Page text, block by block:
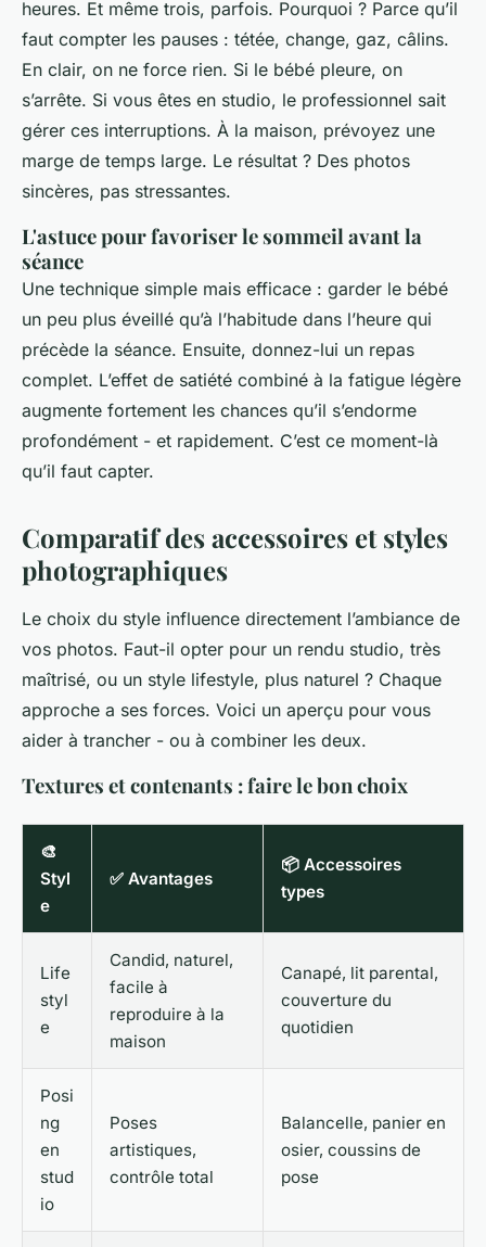
heures. Et même trois, parfois. Pourquoi ? Parce qu’il
faut compter les pauses : tétée, change, gaz, câlins.
En clair, on ne force rien. Si le bébé pleure, on
s’arrête. Si vous êtes en studio, le professionnel sait
gérer ces interruptions. À la maison, prévoyez une
marge de temps large. Le résultat ? Des photos
sincères, pas stressantes.
L'astuce pour favoriser le sommeil avant la
séance
Une technique simple mais efficace : garder le bébé
un peu plus éveillé qu’à l’habitude dans l’heure qui
précède la séance. Ensuite, donnez-lui un repas
complet. L’effet de satiété combiné à la fatigue légère
augmente fortement les chances qu’il s’endorme
profondément - et rapidement. C’est ce moment-là
qu’il faut capter.
Comparatif des accessoires et styles
photographiques
Le choix du style influence directement l’ambiance de
vos photos. Faut-il opter pour un rendu studio, très
maîtrisé, ou un style lifestyle, plus naturel ? Chaque
approche a ses forces. Voici un aperçu pour vous
aider à trancher - ou à combiner les deux.
Textures et contenants : faire le bon choix
🎨
Styl
e
✅ Avantages
📦 Accessoires
types
Life
styl
e
Candid, naturel,
facile à
reproduire à la
maison
Canapé, lit parental,
couverture du
quotidien
Posi
ng
en
stud
io
Poses
artistiques,
contrôle total
Balancelle, panier en
osier, coussins de
pose